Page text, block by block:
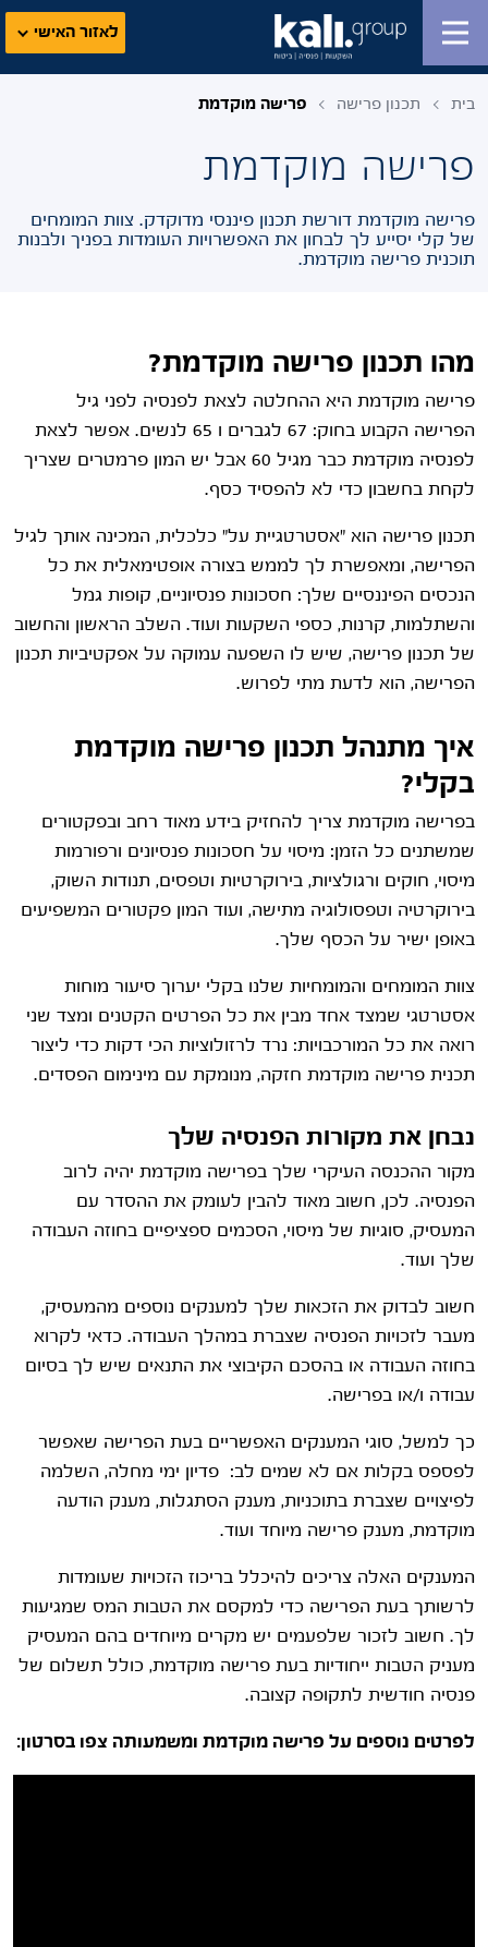
לאזור האישי
בית תכנון פרישה פרישה מוקדמת
פרישה מוקדמת
פרישה מוקדמת דורשת תכנון פיננסי מדוקדק. צוות המומחים
של קלי יסייע לך לבחון את האפשרויות העומדות בפניך ולבנות
תוכנית פרישה מוקדמת.
מהו תכנון פרישה מוקדמת?
פרישה מוקדמת היא ההחלטה לצאת לפנסיה לפני גיל
הפרישה הקבוע בחוק: 67 לגברים ו 65 לנשים. אפשר לצאת
לפנסיה מוקדמת כבר מגיל 60 אבל יש המון פרמטרים שצריך
לקחת בחשבון כדי לא להפסיד כסף.
תכנון פרישה הוא "אסטרטגיית על" כלכלית, המכינה אותך לגיל
הפרישה, ומאפשרת לך לממש בצורה אופטימאלית את כל
הנכסים הפיננסיים שלך: חסכונות פנסיוניים, קופות גמל
והשתלמות, קרנות, כספי השקעות ועוד. השלב הראשון והחשוב
של תכנון פרישה, שיש לו השפעה עמוקה על אפקטיביות תכנון
הפרישה, הוא לדעת מתי לפרוש.
איך מתנהל תכנון פרישה מוקדמת
בקלי?
בפרישה מוקדמת צריך להחזיק בידע מאוד רחב ובפקטורים
שמשתנים כל הזמן: מיסוי על חסכונות פנסיונים ורפורמות
מיסוי, חוקים ורגולציות, בירוקרטיות וטפסים, תנודות השוק,
בירוקרטיה וטפסולוגיה מתישה, ועוד המון פקטורים המשפיעים
באופן ישיר על הכסף שלך.
צוות המומחים והמומחיות שלנו בקלי יערוך סיעור מוחות
אסטרטגי שמצד אחד מבין את כל הפרטים הקטנים ומצד שני
רואה את כל המורכבויות: נרד לרזולוציות הכי דקות כדי ליצור
תכנית פרישה מוקדמת חזקה, מנומקת עם מינימום הפסדים.
נבחן את מקורות הפנסיה שלך
מקור ההכנסה העיקרי שלך בפרישה מוקדמת יהיה לרוב
הפנסיה. לכן, חשוב מאוד להבין לעומק את ההסדר עם
המעסיק, סוגיות של מיסוי, הסכמים ספציפיים בחוזה העבודה
שלך ועוד.
חשוב לבדוק את הזכאות שלך למענקים נוספים מהמעסיק,
מעבר לזכויות הפנסיה שצברת במהלך העבודה. כדאי לקרוא
בחוזה העבודה או בהסכם הקיבוצי את התנאים שיש לך בסיום
עבודה ו/או בפרישה.
כך למשל, סוגי המענקים האפשריים בעת הפרישה שאפשר
לפספס בקלות אם לא שמים לב: פדיון ימי מחלה, השלמה
לפיצויים שצברת בתוכניות, מענק הסתגלות, מענק הודעה
מוקדמת, מענק פרישה מיוחד ועוד.
המענקים האלה צריכים להיכלל בריכוז הזכויות שעומדות
לרשותך בעת הפרישה כדי למקסם את הטבות המס שמגיעות
לך. חשוב לזכור שלפעמים יש מקרים מיוחדים בהם המעסיק
מעניק הטבות ייחודיות בעת פרישה מוקדמת, כולל תשלום של
פנסיה חודשית לתקופה קצובה.
לפרטים נוספים על פרישה מוקדמת ומשמעותה צפו בסרטון: